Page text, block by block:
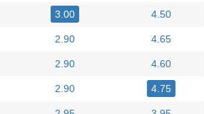
3.00 4.50
2.90 4.65
2.90 4.60
2.90 4.75